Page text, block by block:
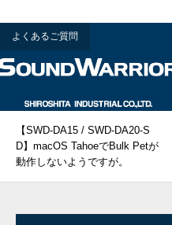
よくあるご質問
【SWD-DA15 / SWD-DA20-S
D】macOS TahoeでBulk Petが
動作しないようですが。